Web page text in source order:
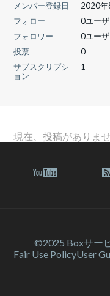
メンバー登録日
2020年
フォロー
0ユー
フォロワー
0ユー
投票
0
サブスクリプシ
ョン
1
現在、投稿がありませ
©2025 Boxサー
Fair Use PolicyUser